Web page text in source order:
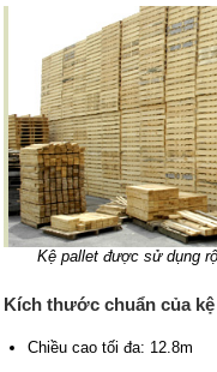
Kệ pallet được sử dụng
Kích thước chuẩn của
Chiều cao tối đa: 12.8m